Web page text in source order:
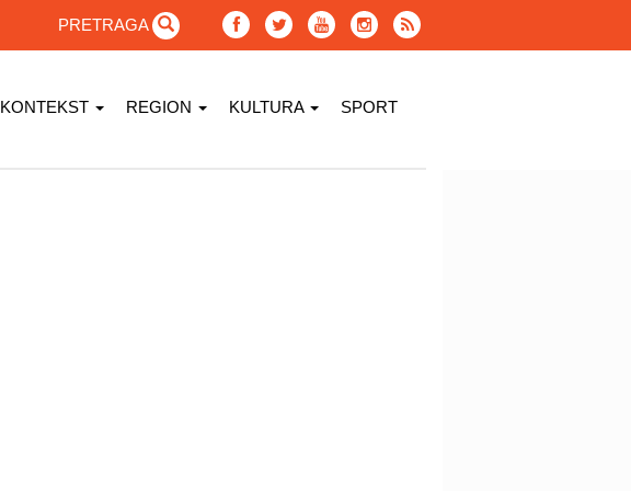
PRETRAGA
KONTEKST REGION KULTURA SPORT